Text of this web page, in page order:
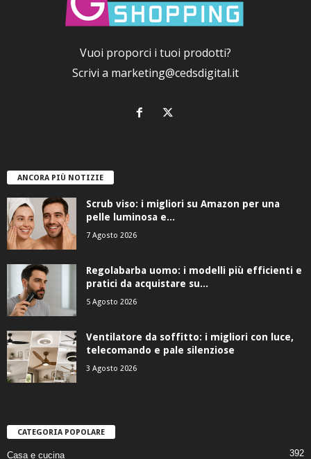
Vuoi proporci i tuoi prodotti?
Scrivi a marketing@cedsdigital.it
ANCORA PIÙ NOTIZIE
Scrub viso: i migliori su Amazon per una
pelle luminosa e...
7 Agosto 2026
Regolabarba uomo: i modelli più efficienti e
pratici da acquistare su...
5 Agosto 2026
Ventilatore da soffitto: i migliori con luce,
telecomando e pale silenziose
3 Agosto 2026
CATEGORIA POPOLARE
Casa e cucina 392